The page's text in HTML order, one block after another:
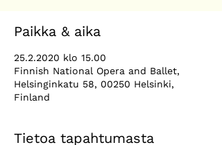
Paikka & aika
25.2.2020 klo 15.00
Finnish National Opera and Ballet,
Helsinginkatu 58, 00250 Helsinki,
Finland
Tietoa tapahtumasta